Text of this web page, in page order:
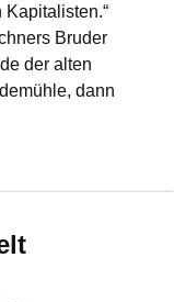
Bruder
der alten
dann